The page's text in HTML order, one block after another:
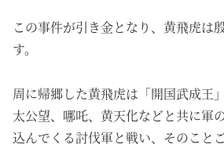
この事件が引き金となり、黄飛虎は
す。
周に帰郷した黄飛虎は「開国武成王
太公望、哪吒、黄天化などと共に軍
込んでくる討伐軍と戦い、そのこと